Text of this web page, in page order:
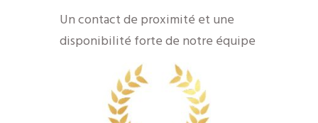
​Un contact de proximité et une
disponibilité forte de notre équipe